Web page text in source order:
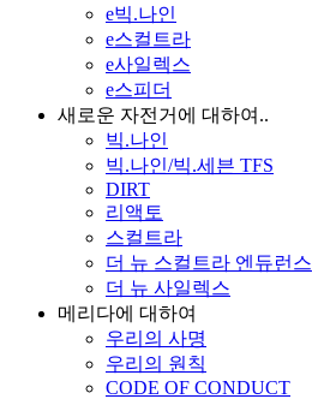
e빅.나인
e스컬트라
e사일렉스
e스피더
새로운 자전거에 대하여..
빅.나인
빅.나인/빅.세븐 TFS
DIRT
리액토
스컬트라
더 뉴 스컬트라 엔듀런스
더 뉴 사일렉스
메리다에 대하여
우리의 사명
우리의 원칙
CODE OF CONDUCT